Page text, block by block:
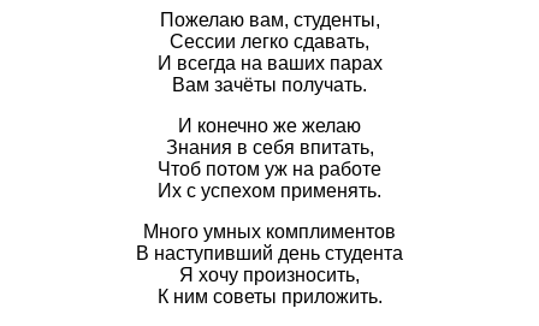
Пожелаю вам, студенты,
Сессии легко сдавать,
И всегда на ваших парах
Вам зачёты получать.
И конечно же желаю
Знания в себя впитать,
Чтоб потом уж на работе
Их с успехом применять.
Много умных комплиментов
В наступивший день студента
Я хочу произносить,
К ним советы приложить.